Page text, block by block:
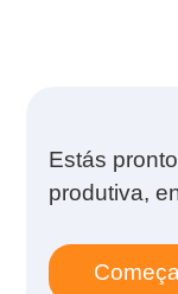
Estás
produtiva,